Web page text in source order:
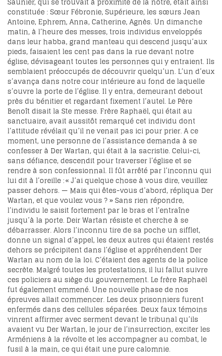
constituée : Sœur Fébronie, Supérieure, les sœurs Jean
Antoine, Ephrem, Anna, Catherine, Agnès. Un dimanche
matin, à l’heure des messes, trois individus enveloppés
dans leur habba, grand manteau qui descend jusqu’aux
pieds, faisaient les cent pas dans la rue devant notre
église, dévisageant toutes les personnes qui y entraient. Ils
semblaient préoccupés de découvrir quelqu’un. L’un d’eux
s’avança dans notre cour intérieure au fond de laquelle
s’ouvre la porte de l’église. Il y entra, demeurant debout
près du bénitier et regardant fixement l’autel. Le Père
Benoît disait la Ste messe. Frère Raphaël, qui était au
sanctuaire, avait aussitôt remarqué cet individu dont
l’attitude révélait qu’il ne venait pas ici pour prier. A ce
moment, une personne de l’assistance demanda à se
confesser à Der Wartan, qui était à la sacristie. Celui-ci,
sans défiance, descendit pour traverser l’église et se
rendre à son confessionnal. Il fût arrêté par l’inconnu qui
lui dit à l’oreille : « J’ai quelque chose à vous dire, veuillez
passer dehors. — Mais qui êtes-vous d’abord, répliqua Der
Wartan, et que voulez vous ? » Sans rien répondre,
l’individu le saisit fortement par le bras et l’entraîne
jusqu’à la porte. Deir Wartan résiste et cherche à se
débarrasser. Alors l’inconnu tire de sa poche un sifflet,
donne un signal d’appel, les deux autres qui étaient restés
dehors se précipitent dans l’église et appréhendent Der
Wartan au nom de la loi. C’étaient des agents de la police
secrète. Malgré toutes les protestations, il lui fallut suivre
ces policiers au siège du gouvernement. Le frère Raphaël
fut également emmené. Une nouvelle phase de nos
épreuves allait commencer. Les deux prisonniers furent
enfermés dans des cellules séparées. Deux faux témoins
vinrent affirmer avec serment devant le tribunal qu’ils
avaient vu Der Wartan, le jour de l’insurrection, exciter les
Arméniens à la révolte et les accompagner au combat, le
fusil à la main, ce qui était une pure calomnie.